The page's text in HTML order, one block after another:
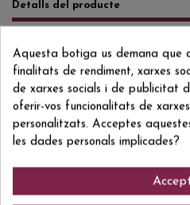
Detalls del producte
Formato/Format 70
Grado/Grau
ean13 8410337001083
Comentaris (0)
Aquesta botiga us demana que
finalitats de rendiment, xarxes
de xarxes socials i de publicitat
oferir-vos funcionalitats de
personalitzats. Acceptes
les dades personals implicades?